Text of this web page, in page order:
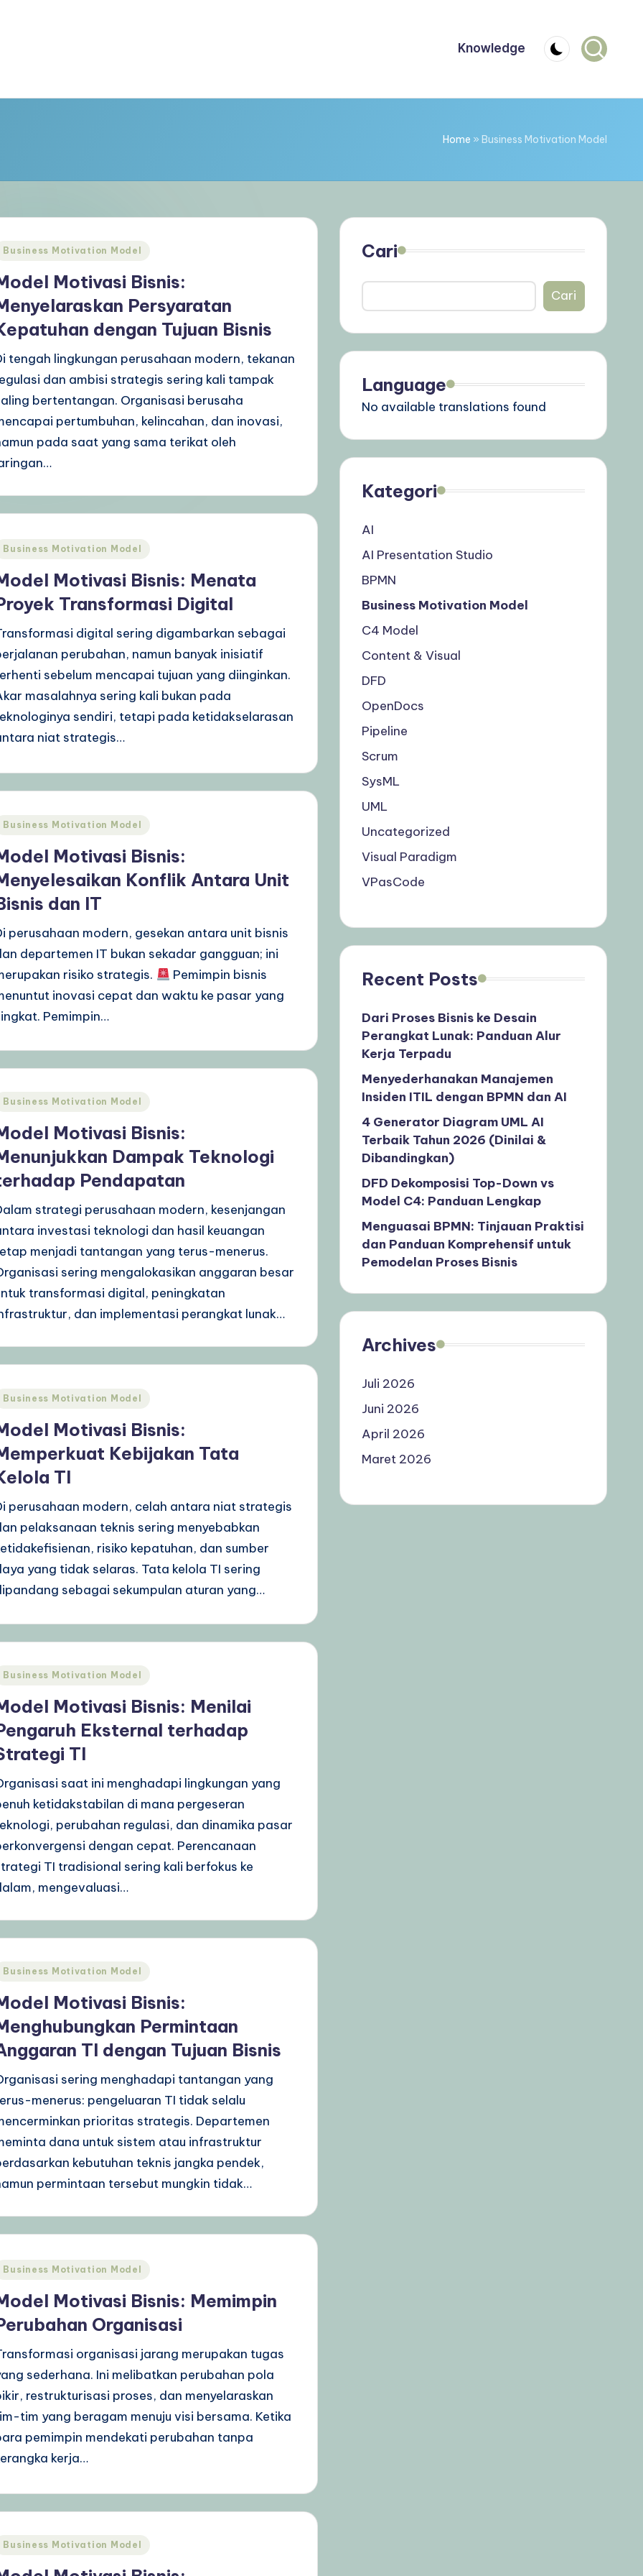
Knowledge
Home » Business Motivation Model
Business Motivation Model
Motivasi Bisnis:
Persyaratan
dengan Tujuan Bisnis
tengah lingkungan perusahaan modern, tekanan
dan ambisi strategis sering kali tampak
bertentangan. Organisasi berusaha
pertumbuhan, kelincahan, dan inovasi,
pada saat yang sama terikat oleh
Business Motivation Model
Motivasi Bisnis: Menata
Transformasi Digital
digital sering digambarkan sebagai
perubahan, namun banyak inisiatif
sebelum mencapai tujuan yang diinginkan.
masalahnya sering kali bukan pada
sendiri, tetapi pada ketidakselarasan
niat strategis…
Business Motivation Model
Motivasi Bisnis:
Konflik Antara Unit
dan IT
perusahaan modern, gesekan antara unit bisnis
departemen IT bukan sekadar gangguan; ini
risiko strategis.
Pemimpin bisnis
inovasi cepat dan waktu ke pasar yang
Pemimpin…
Business Motivation Model
Motivasi Bisnis:
Dampak Teknologi
Pendapatan
strategi perusahaan modern, kesenjangan
investasi teknologi dan hasil keuangan
menjadi tantangan yang terus-menerus.
sering mengalokasikan anggaran besar
transformasi digital, peningkatan
dan implementasi perangkat lunak…
Business Motivation Model
Motivasi Bisnis:
Kebijakan Tata
TI
perusahaan modern, celah antara niat strategis
pelaksanaan teknis sering menyebabkan
risiko kepatuhan, dan sumber
yang tidak selaras. Tata kelola TI sering
sebagai sekumpulan aturan yang…
Business Motivation Model
Motivasi Bisnis: Menilai
Eksternal terhadap
TI
saat ini menghadapi lingkungan yang
ketidakstabilan di mana pergeseran
perubahan regulasi, dan dinamika pasar
dengan cepat. Perencanaan
TI tradisional sering kali berfokus ke
mengevaluasi…
Business Motivation Model
Motivasi Bisnis:
Permintaan
TI dengan Tujuan Bisnis
sering menghadapi tantangan yang
menerus: pengeluaran TI tidak selalu
prioritas strategis. Departemen
dana untuk sistem atau infrastruktur
kebutuhan teknis jangka pendek,
permintaan tersebut mungkin tidak…
Business Motivation Model
Motivasi Bisnis: Memimpin
Organisasi
organisasi jarang merupakan tugas
sederhana. Ini melibatkan perubahan pola
restrukturisasi proses, dan menyelaraskan
tim yang beragam menuju visi bersama. Ketika
pemimpin mendekati perubahan tanpa
kerja…
Business Motivation Model
Cari
Cari
Language
No available translations found
Kategori
AI
AI Presentation Studio
BPMN
Business Motivation Model
C4 Model
Content & Visual
DFD
OpenDocs
Pipeline
Scrum
SysML
UML
Uncategorized
Visual Paradigm
VPasCode
Recent Posts
Dari Proses Bisnis ke Desain
Perangkat Lunak: Panduan Alur
Kerja Terpadu
Menyederhanakan Manajemen
Insiden ITIL dengan BPMN dan AI
4 Generator Diagram UML AI
Terbaik Tahun 2026 (Dinilai &
Dibandingkan)
DFD Dekomposisi Top-Down vs
Model C4: Panduan Lengkap
Menguasai BPMN: Tinjauan Praktisi
dan Panduan Komprehensif untuk
Pemodelan Proses Bisnis
Archives
Juli 2026
Juni 2026
April 2026
Maret 2026